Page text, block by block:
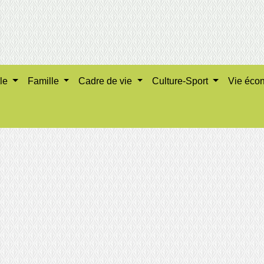
Famille Cadre de vie Culture-Sport Vie